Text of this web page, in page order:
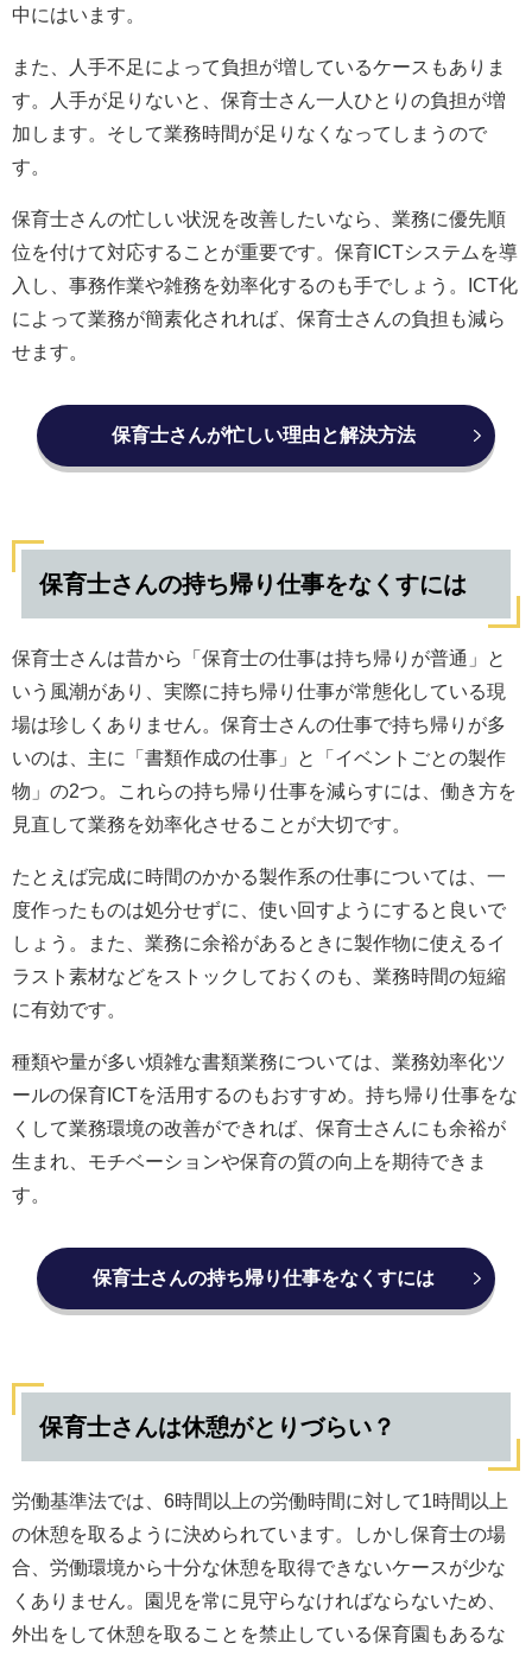
中にはいます。
また、人手不足によって負担が増しているケースもありま
す。人手が足りないと、保育士さん一人ひとりの負担が増
加します。そして業務時間が足りなくなってしまうので
す。
保育士さんの忙しい状況を改善したいなら、業務に優先順
位を付けて対応することが重要です。保育ICTシステムを導
入し、事務作業や雑務を効率化するのも手でしょう。ICT化
によって業務が簡素化されれば、保育士さんの負担も減ら
せます。
保育士さんが忙しい理由と解決方法
保育士さんの持ち帰り仕事をなくすには
保育士さんは昔から「保育士の仕事は持ち帰りが普通」と
いう風潮があり、実際に持ち帰り仕事が常態化している現
場は珍しくありません。保育士さんの仕事で持ち帰りが多
いのは、主に「書類作成の仕事」と「イベントごとの製作
物」の2つ。これらの持ち帰り仕事を減らすには、働き方を
見直して業務を効率化させることが大切です。
たとえば完成に時間のかかる製作系の仕事については、一
度作ったものは処分せずに、使い回すようにすると良いで
しょう。また、業務に余裕があるときに製作物に使えるイ
ラスト素材などをストックしておくのも、業務時間の短縮
に有効です。
種類や量が多い煩雑な書類業務については、業務効率化ツ
ールの保育ICTを活用するのもおすすめ。持ち帰り仕事をな
くして業務環境の改善ができれば、保育士さんにも余裕が
生まれ、モチベーションや保育の質の向上を期待できま
す。
保育士さんの持ち帰り仕事をなくすには
保育士さんは休憩がとりづらい？
労働基準法では、6時間以上の労働時間に対して1時間以上
の休憩を取るように決められています。しかし保育士の場
合、労働環境から十分な休憩を取得できないケースが少な
くありません。園児を常に見守らなければならないため、
外出をして休憩を取ることを禁止している保育園もあるな